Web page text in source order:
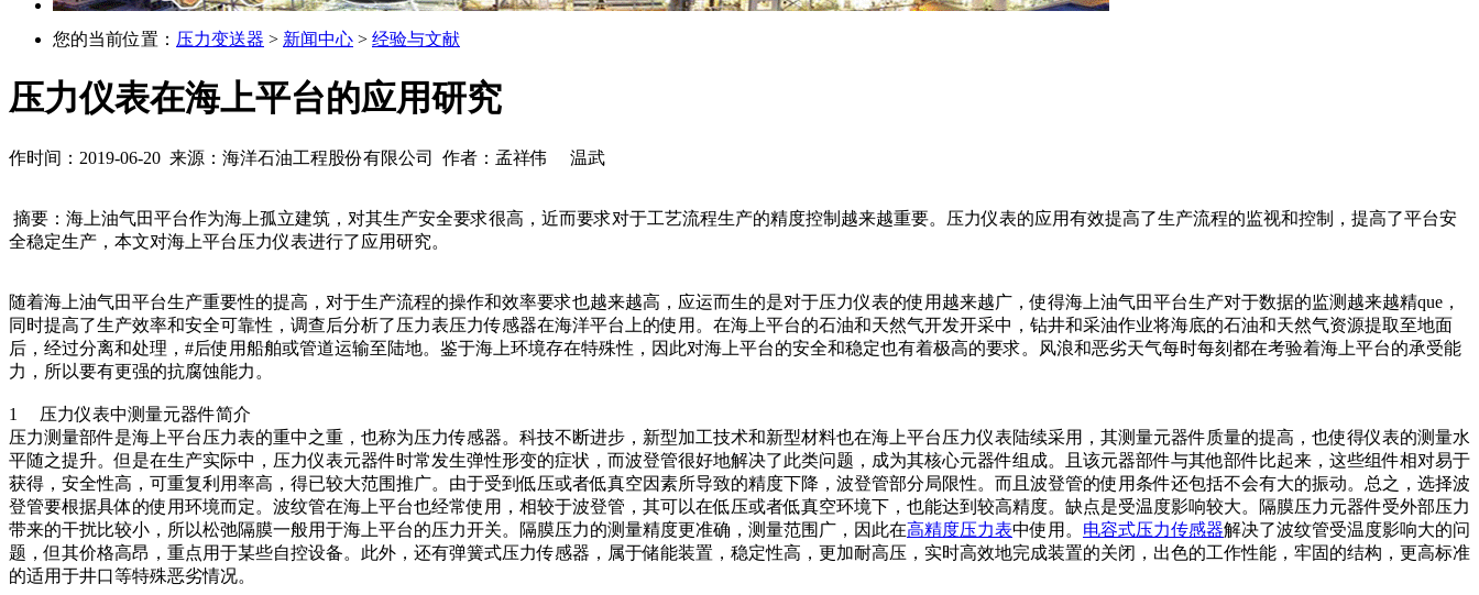
您的当前位置： 压力变送器 > 新闻中心 > 经验与文献
压力仪表在海上平台的应用研究
作时间：2019-06-20 来源：海洋石油工程股份有限公司 作者：孟祥伟 温武
摘要：海上油气田平台作为海上孤立建筑，对其生产安全要求很高，近而要求对于工艺流程生产的精度控制越来越重要。压力仪表的应用有效提高了生产流程的监视和控制，提高了平台安
全稳定生产，本文对海上平台压力仪表进行了应用研究。
随着海上油气田平台生产重要性的提高，对于生产流程的操作和效率要求也越来越高，应运而生的是对于压力仪表的使用越来越广，使得海上油气田平台生产对于数据的监测越来越精que，
同时提高了生产效率和安全可靠性，调查后分析了压力表压力传感器在海洋平台上的使用。在海上平台的石油和天然气开发开采中，钻井和采油作业将海底的石油和天然气资源提取至地面
后，经过分离和处理，#后使用船舶或管道运输至陆地。鉴于海上环境存在特殊性，因此对海上平台的安全和稳定也有着极高的要求。风浪和恶劣天气每时每刻都在考验着海上平台的承受能
力，所以要有更强的抗腐蚀能力。
1 压力仪表中测量元器件简介
压力测量部件是海上平台压力表的重中之重，也称为压力传感器。科技不断进步，新型加工技术和新型材料也在海上平台压力仪表陆续采用，其测量元器件质量的提高，也使得仪表的测量水
平随之提升。但是在生产实际中，压力仪表元器件时常发生弹性形变的症状，而波登管很好地解决了此类问题，成为其核心元器件组成。且该元器部件与其他部件比起来，这些组件相对易于
获得，安全性高，可重复利用率高，得已较大范围推广。由于受到低压或者低真空因素所导致的精度下降，波登管部分局限性。而且波登管的使用条件还包括不会有大的振动。总之，选择波
登管要根据具体的使用环境而定。波纹管在海上平台也经常使用，相较于波登管，其可以在低压或者低真空环境下，也能达到较高精度。缺点是受温度影响较大。隔膜压力元器件受外部压力
带来的干扰比较小，所以松弛隔膜一般用于海上平台的压力开关。隔膜压力的测量精度更准确，测量范围广，因此在高精度压力表中使用。 电容式压力传感器解决了波纹管受温度影响大的问
题，但其价格高昂，重点用于某些自控设备。此外，还有弹簧式压力传感器，属于储能装置，稳定性高，更加耐高压，实时高效地完成装置的关闭，出色的工作性能，牢固的结构，更高标准
的适用于井口等特殊恶劣情况。